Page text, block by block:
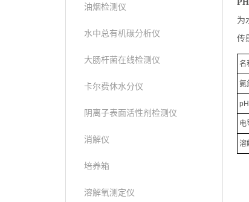
油烟检测仪
水中总有机碳分析仪
大肠杆菌在线检测仪
卡尔费休水分仪
阴离子表面活性剂检测仪
消解仪
培养箱
溶解氧测定仪
为
传
名
氨
pH
电
溶